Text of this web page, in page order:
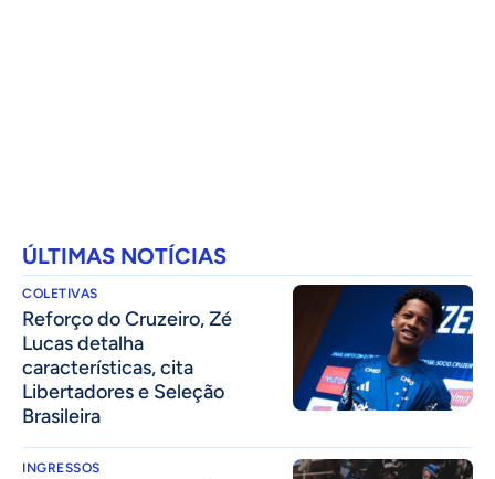
ÚLTIMAS NOTÍCIAS
COLETIVAS
⁠Reforço do Cruzeiro, Zé
Lucas detalha
características, cita
Libertadores e Seleção
Brasileira
INGRESSOS